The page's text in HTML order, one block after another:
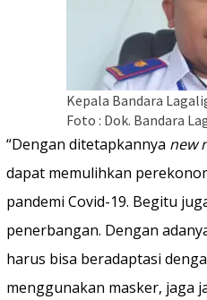
Kepala Bandara
Foto : Dok. Bandara
“Dengan ditetapkannya new
dapat memulihkan
pandemi Covid-19. Begitu
penerbangan. Dengan
harus bisa beradaptasi
menggunakan masker, jaga